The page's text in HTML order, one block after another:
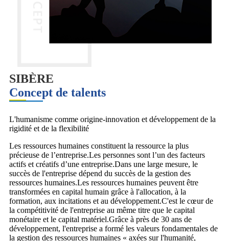
SIBÈRE
Concept de talents
L'humanisme comme origine-innovation et développement de la
rigidité et de la flexibilité
Les ressources humaines constituent la ressource la plus
précieuse de l’entreprise.Les personnes sont l’un des facteurs
actifs et créatifs d’une entreprise.Dans une large mesure, le
succès de l'entreprise dépend du succès de la gestion des
ressources humaines.Les ressources humaines peuvent être
transformées en capital humain grâce à l'allocation, à la
formation, aux incitations et au développement.C'est le cœur de
la compétitivité de l'entreprise au même titre que le capital
monétaire et le capital matériel.Grâce à près de 30 ans de
développement, l'entreprise a formé les valeurs fondamentales de
la gestion des ressources humaines « axées sur l'humanité,